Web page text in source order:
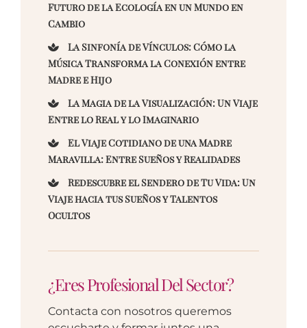
Futuro de la Ecología en un Mundo en
Cambio
La Sinfonía de Vínculos: Cómo la
Música Transforma la Conexión entre
Madre e Hijo
La Magia de la Visualización: Un Viaje
Entre lo Real y lo Imaginario
El Viaje Cotidiano de una Madre
Maravilla: Entre Sueños y Realidades
Redescubre el Sendero de Tu Vida: Un
Viaje hacia tus Sueños y Talentos
Ocultos
¿Eres Profesional Del Sector?
Contacta con nosotros queremos